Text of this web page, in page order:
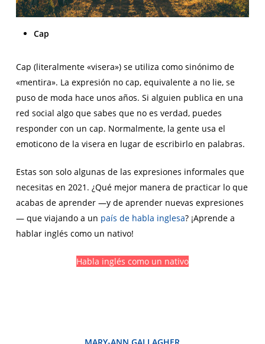
Cap
Cap (literalmente «visera») se utiliza como sinónimo de
«mentira». La expresión no cap, equivalente a no lie, se
puso de moda hace unos años. Si alguien publica en una
red social algo que sabes que no es verdad, puedes
responder con un cap. Normalmente, la gente usa el
emoticono de la visera en lugar de escribirlo en palabras.
Estas son solo algunas de las expresiones informales que
necesitas en 2021. ¿Qué mejor manera de practicar lo que
acabas de aprender —y de aprender nuevas expresiones
— que viajando a un país de habla inglesa? ¡Aprende a
hablar inglés como un nativo!
Habla inglés como un nativo